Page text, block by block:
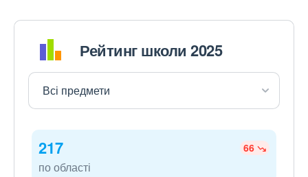
Рейтинг школи 2025
217 66
по області